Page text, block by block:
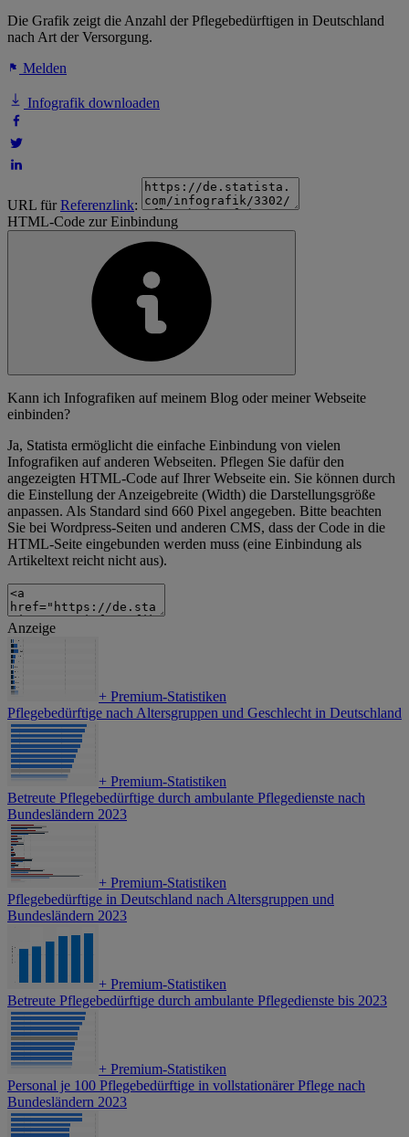
Die Grafik zeigt die Anzahl der Pflegebedürftigen in Deutschland
nach Art der Versorgung.
Melden
Infografik downloaden
URL fürReferenzlink:
HTML-Code zur Einbindung
Kann ich Infografiken auf meinem Blog oder meiner Webseite
einbinden?
Ja, Statista ermöglicht die einfache Einbindung von vielen
Infografiken auf anderen Webseiten. Pflegen Sie dafür den
angezeigten HTML-Code auf Ihrer Webseite ein. Sie können durch
die Einstellung der Anzeigebreite (Width) die Darstellungsgröße
anpassen. Als Standard sind 660 Pixel angegeben. Bitte beachten
Sie bei Wordpress-Seiten und anderen CMS, dass der Code in die
HTML-Seite eingebunden werden muss (eine Einbindung als
Artikeltext reicht nicht aus).
Anzeige
+ Premium-Statistiken
Pflegebedürftige nach Altersgruppen und Geschlecht in Deutschland
+ Premium-Statistiken
Betreute Pflegebedürftige durch ambulante Pflegedienste nach
Bundesländern 2023
+ Premium-Statistiken
Pflegebedürftige in Deutschland nach Altersgruppen und
Bundesländern 2023
+ Premium-Statistiken
Betreute Pflegebedürftige durch ambulante Pflegedienste bis 2023
+ Premium-Statistiken
Personal je 100 Pflegebedürftige in vollstationärer Pflege nach
Bundesländern 2023